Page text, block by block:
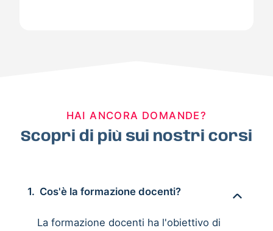
HAI ANCORA DOMANDE?
Scopri di più sui nostri corsi
1. Cos'è la formazione docenti?
La formazione docenti ha l'obiettivo di